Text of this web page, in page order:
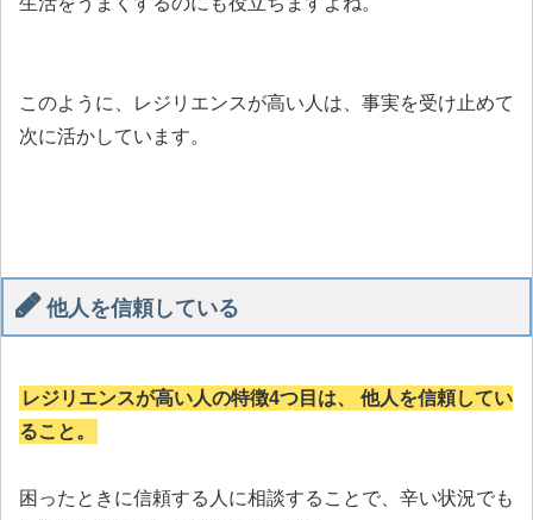
このように、レジリエンスが高い人は、事実を受け止めて
次に活かしています。
他人を信頼している
レジリエンスが高い人の特徴4つ目は、 他人を信頼してい
ること。
困ったときに信頼する人に相談することで、辛い状況でも